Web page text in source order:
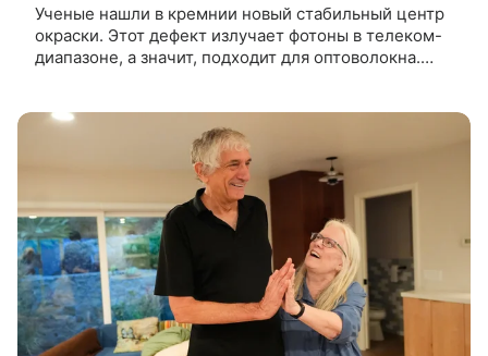
Ученые нашли в кремнии новый стабильный центр
окраски. Этот дефект излучает фотоны в телеком-
диапазоне, а значит, подходит для оптоволокна.